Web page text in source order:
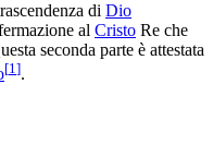
di Dio
al Cristo Re che
seconda parte è attestata
[1].